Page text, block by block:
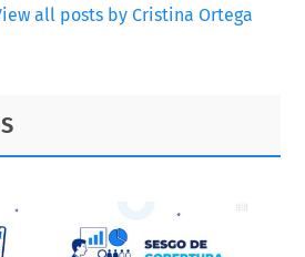
all posts by Cristina Ortega